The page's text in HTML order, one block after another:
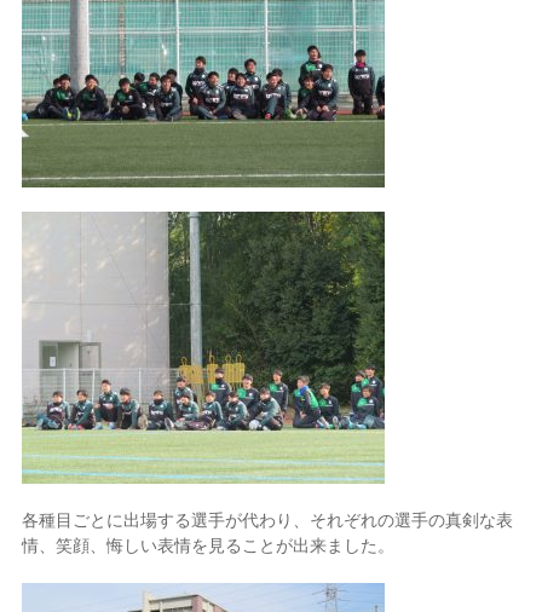
各種目ごとに出場する選手が代わり、それぞれの選手の真剣な表
情、笑顔、悔しい表情を見ることが出来ました。